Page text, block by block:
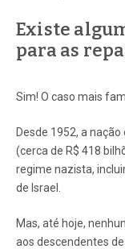
Existe
para as
Sim! O caso mais
Desde 1952, a
(cerca de R$ 418
regime nazista,
de Israel.
Mas, até hoje,
aos descendentes